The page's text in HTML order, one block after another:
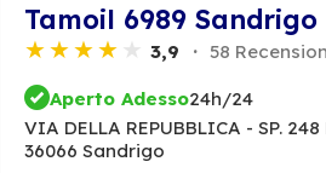
Tamoil 6989 Sandrigo
3,9 58
Aperto Adesso24h/24
VIA DELLA REPUBBLICA - SP.
36066 Sandrigo